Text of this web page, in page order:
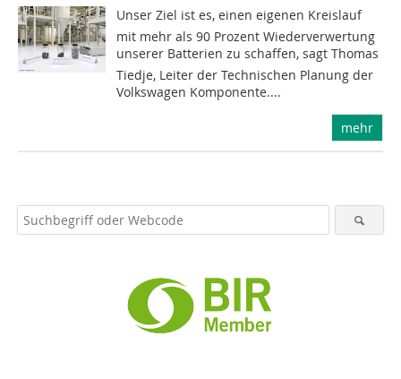
Unser Ziel ist es, einen eigenen Kreislauf
mit mehr als 90 Prozent Wiederverwertung
unserer Batterien zu schaffen, sagt Thomas
Tiedje, Leiter der Technischen Planung der
Volkswagen Komponente....
mehr